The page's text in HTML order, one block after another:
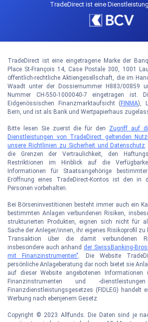
TradeDirect ist eine
TradeDirect ist eine eingetragene Marke der
Place St-François 14, Case Postale 300, 1001
öffentlich-rechtliche Aktiengesellschaft, die im
Waadt unter der Dossiernummer H883/00859
Nummer CH-550-1000040-7 eingetragen ist.
Eidgenössischen Finanzmarktaufsicht (FINMA),
Bern, und ist als Bank und Wertpapierhaus
Bitte lesen Sie zuerst die für den Zugriff auf
Dienstleistungen von TradeDirect geltenden
unsere Richtlinien zu Sicherheit und Datenschutz
die Grenzen der Vertraulichkeit, den
Restriktionen im Hinblick auf die
Informationen für Staatsangehörige
Eröffnung eines TradeDirect-Kontos ist den in
Personen vorbehalten.
Bei Börseninvestitionen besteht immer auch ein
bestimmten Anlagen verbundenen Risiken,
strukturierten Produkten, eignen sich nicht für
Sache der Anleger/innen, ihr eigenes Risikoprofil
Transaktion über die damit verbundenen
insbesondere auch anhand der SwissBanking-
mit Finanzinstrumenten". Die Website
persönliche Anlageberatung dar noch bietet sie
auf dieser Website angebotenen Informationen
Finanzinstrumenten und -
Finanzdienstleistungsgesetzes (FIDLEG) handelt
Werbung nach ebenjenem Gesetz.
Copyright © 2023 Allfunds. Die Daten sind je